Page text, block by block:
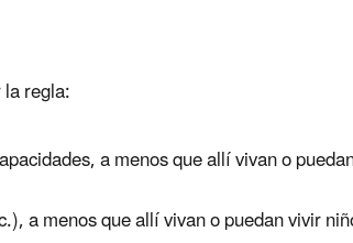
regla:
a menos que allí vivan o
a menos que allí vivan o puedan vivir